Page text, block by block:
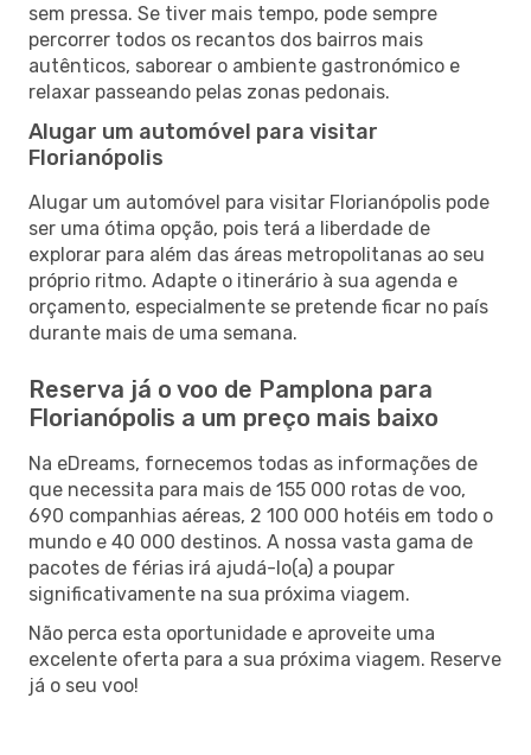
sem pressa. Se tiver mais tempo, pode sempre
percorrer todos os recantos dos bairros mais
autênticos, saborear o ambiente gastronómico e
relaxar passeando pelas zonas pedonais.
Alugar um automóvel para visitar
Florianópolis
Alugar um automóvel para visitar Florianópolis pode
ser uma ótima opção, pois terá a liberdade de
explorar para além das áreas metropolitanas ao seu
próprio ritmo. Adapte o itinerário à sua agenda e
orçamento, especialmente se pretende ficar no país
durante mais de uma semana.
Reserva já o voo de Pamplona para
Florianópolis a um preço mais baixo
Na eDreams, fornecemos todas as informações de
que necessita para mais de 155 000 rotas de voo,
690 companhias aéreas, 2 100 000 hotéis em todo o
mundo e 40 000 destinos. A nossa vasta gama de
pacotes de férias irá ajudá-lo(a) a poupar
significativamente na sua próxima viagem.
Não perca esta oportunidade e aproveite uma
excelente oferta para a sua próxima viagem. Reserve
já o seu voo!